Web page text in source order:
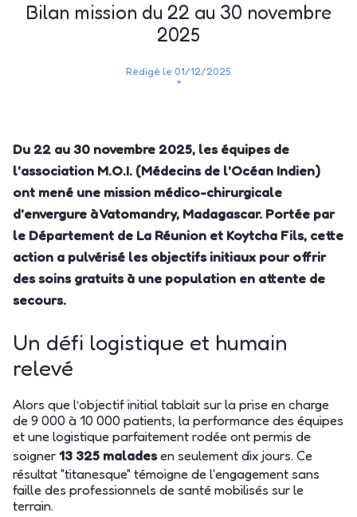
Bilan mission du 22 au 30 novembre
2025
Rédigé le 01/12/2025
*
Du 22 au 30 novembre 2025, les équipes de
l'association M.O.I. (Médecins de l'Océan Indien)
ont mené une mission médico-chirurgicale
d'envergure à Vatomandry, Madagascar. Portée par
le Département de La Réunion et Koytcha Fils, cette
action a pulvérisé les objectifs initiaux pour offrir
des soins gratuits à une population en attente de
secours.
Un défi logistique et humain
relevé
Alors que l’objectif initial tablait sur la prise en charge
de 9 000 à 10 000 patients, la performance des équipes
et une logistique parfaitement rodée ont permis de
soigner13 325 maladesen seulement dix jours. Ce
résultat "titanesque" témoigne de l'engagement sans
faille des professionnels de santé mobilisés sur le
terrain.